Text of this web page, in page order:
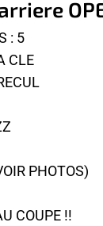
: 5
CLE
PHOTOS)
COUPE !!